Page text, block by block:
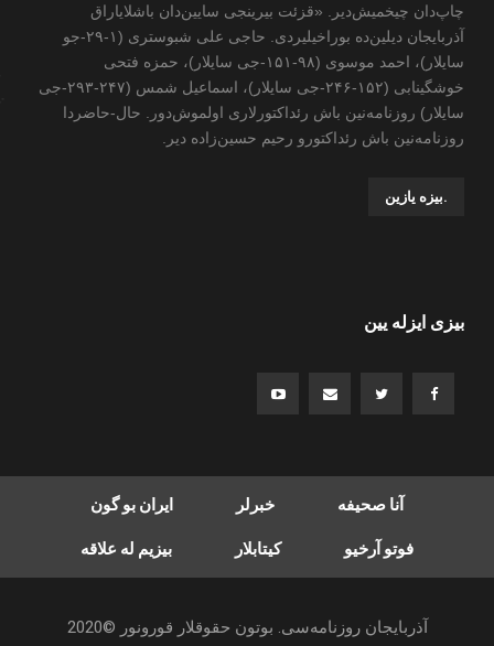
چاپ‌دان چیخمیش‌دیر. «قزئت بیرینجی سایین‌دان باشلایاراق
آذربایجان دیلین‌ده بوراخیلیردی. حاجی علی شبوستری (۱-۲۹-جو
سایلار)، احمد موسوی (۹۸-۱۵۱-جی سایلار)، حمزه فتحی
خوشگینابی (۱۵۲-۲۴۶-جی سایلار)، اسماعیل شمس (۲۴۷-۲۹۳-جی
سایلار) روزنامه‌نین باش رئداکتورلاری اولموش‌دور. حال-حاضردا
روزنامه‌نین باش رئداکتورو رحیم حسین‌زاده ‌دیر.
.بیزه یازین
بیزی ایزله یین
آنا صحیفه خبرلر ایران بو گون
فوتو آرخیو کیتابلار بیزیم له علاقه
آذربایجان روزنامه‌سی. بوتون حقوقلار قورونور ©2020